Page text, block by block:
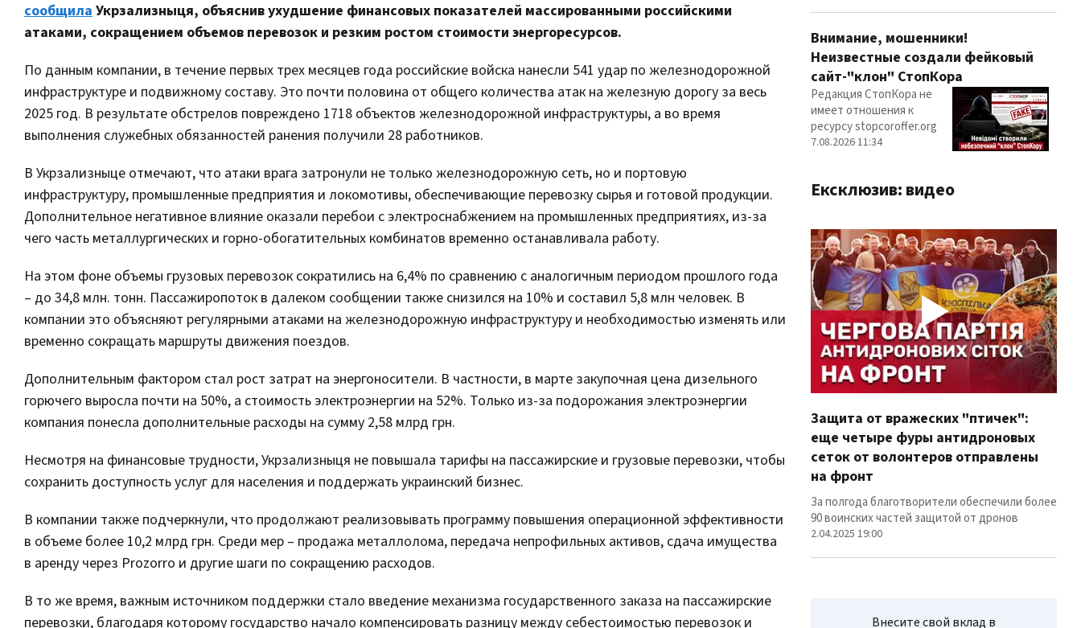
сообщилаУкрзализныця, объяснив ухудшение финансовых показателей массированными российскими
атаками, сокращением объемов перевозок и резким ростом стоимости энергоресурсов.
По данным компании, в течение первых трех месяцев года российские войска нанесли 541 удар по железнодорожной
инфраструктуре и подвижному составу. Это почти половина от общего количества атак на железную дорогу за весь
2025 год. В результате обстрелов повреждено 1718 объектов железнодорожной инфраструктуры, а во время
выполнения служебных обязанностей ранения получили 28 работников.
В Укрзализныце отмечают, что атаки врага затронули не только железнодорожную сеть, но и портовую
инфраструктуру, промышленные предприятия и локомотивы, обеспечивающие перевозку сырья и готовой продукции.
Дополнительное негативное влияние оказали перебои с электроснабжением на промышленных предприятиях, из-за
чего часть металлургических и горно-обогатительных комбинатов временно останавливала работу.
На этом фоне объемы грузовых перевозок сократились на 6,4% по сравнению с аналогичным периодом прошлого года
– до 34,8 млн. тонн. Пассажиропоток в далеком сообщении также снизился на 10% и составил 5,8 млн человек. В
компании это объясняют регулярными атаками на железнодорожную инфраструктуру и необходимостью изменять или
временно сокращать маршруты движения поездов.
Дополнительным фактором стал рост затрат на энергоносители. В частности, в марте закупочная цена дизельного
горючего выросла почти на 50%, а стоимость электроэнергии на 52%. Только из-за подорожания электроэнергии
компания понесла дополнительные расходы на сумму 2,58 млрд грн.
Несмотря на финансовые трудности, Укрзализныця не повышала тарифы на пассажирские и грузовые перевозки, чтобы
сохранить доступность услуг для населения и поддержать украинский бизнес.
В компании также подчеркнули, что продолжают реализовывать программу повышения операционной эффективности
в объеме более 10,2 млрд грн. Среди мер – продажа металлолома, передача непрофильных активов, сдача имущества
в аренду через Prozorro и другие шаги по сокращению расходов.
В то же время, важным источником поддержки стало введение механизма государственного заказа на пассажирские
перевозки, благодаря которому государство начало компенсировать разницу между себестоимостью перевозок и
Внимание, мошенники!
Неизвестные создали фейковый
сайт-"клон" СтопКора
Редакция СтопКора не
имеет отношения к
ресурсу stopcoroffer.org
7.08.2026 11:34
Ексклюзив: видео
Защита от вражеских "птичек":
еще четыре фуры антидроновых
сеток от волонтеров отправлены
на фронт
За полгода благотворители обеспечили более
90 воинских частей защитой от дронов
2.04.2025 19:00
Внесите свой вклад в